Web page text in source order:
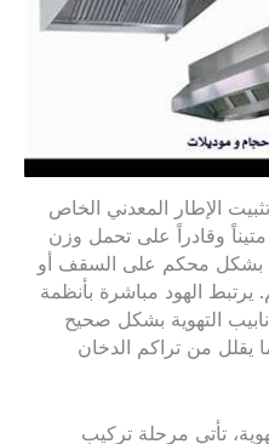
الإطار المعدني الخاص
وقادراً على تحمل وزن
بشكل محكم على السقف أو
يرتبط الهود مباشرة بأنظمة
التهوية بشكل صحيح
يقلل من تراكم الدخان
تأتي مرحلة تركيب